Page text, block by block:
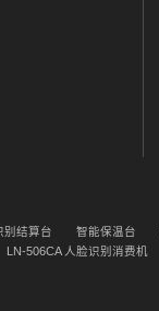
别结算台 智能保温台
LN-506CA 人脸识别消费机